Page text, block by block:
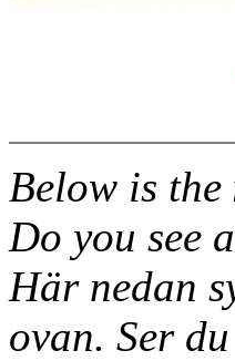
Below is the
Do you see
Här nedan
ovan. Ser